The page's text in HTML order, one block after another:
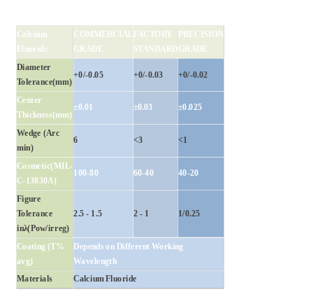
Calcium
Fluoride
COMMERCIAL
GRADE
FACTORY
STANDARD
PRECISION
GRADE
Diameter
Tolerance(mm)
+0/-0.05 +0/-0.03 +0/-0.02
Center
Thickness(mm)
±0.01 ±0.03 ±0.025
Wedge (Arc
min)
6 <3 <1
Cosmetic(MIL-
C-13830A)
100-80 60-40 40-20
Figure
Tolerance
inλ(Pow/irreg)
2.5 - 1.5 2 - 1 1/0.25
Coating (T%
avg)
Depends on Different Working
Wavelength
Materials
Calcium Fluoride